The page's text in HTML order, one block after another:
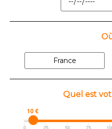
France
Quel est
10 €